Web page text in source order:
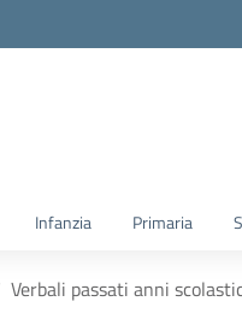
Infanzia Primaria
Verbali passati anni